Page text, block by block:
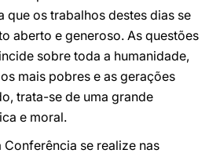
que os trabalhos destes dias se
aberto e generoso. As questões
sobre toda a humanidade,
mais pobres e as gerações
trata-se de uma grande
e moral.
se realize nas